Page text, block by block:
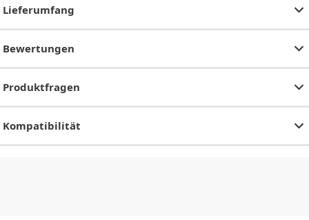
Lieferumfang
Bewertungen
Produktfragen
Kompatibilität